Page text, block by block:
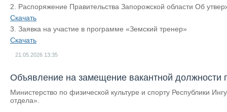
2. Распоряжение Правительства Запорожской области Об
Скачать
3. Заявка на участие в программе «Земский тренер»
Скачать
21.05.2026 13:35
Объявление на замещение вакантной должности
Министерство по физической культуре и спорту Республики
отдела».